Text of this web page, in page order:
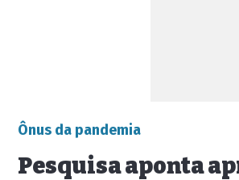
Ônus da pandemia
Pesquisa aponta